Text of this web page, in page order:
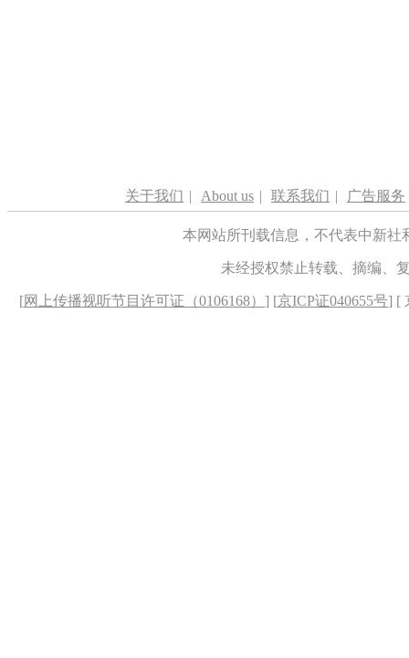
关于我们 | About us | 联系我们 | 广告服务
本网站所刊载信息，不代表中新
未经授权禁止转载、摘编、
[网上传播视听节目许可证（0106168） ] [京ICP证040655号] [